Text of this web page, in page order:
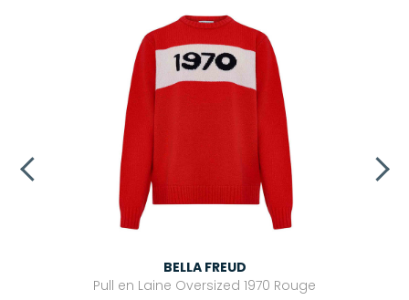
BELLA FREUD
Pull en Laine Oversized 1970 Rouge